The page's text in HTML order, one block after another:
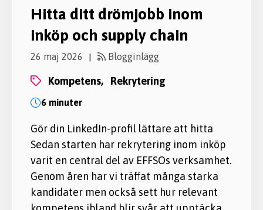
Hitta ditt drömjobb inom
inköp och supply chain
26 maj 2026 | Blogginlägg
kompetens, rekrytering
6 minuter
Gör din LinkedIn-profil lättare att hitta
Sedan starten har rekrytering inom inköp
varit en central del av EFFSOs verksamhet.
Genom åren har vi träffat många starka
kandidater men också sett hur relevant